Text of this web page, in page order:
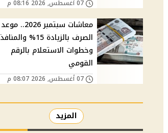
07 أغسطس, 2026 08:16 م
معاشات سبتمبر 2026.. موعد
الصرف بالزيادة 15% والمنافذ
وخطوات الاستعلام بالرقم
القومي
07 أغسطس, 2026 08:07 م
المزيد